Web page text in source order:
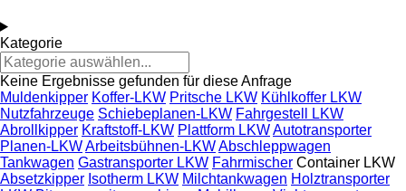
Kategorie
Keine Ergebnisse gefunden für diese Anfrage
Muldenkipper Koffer-LKW Pritsche LKW Kühlkoffer LKW
Nutzfahrzeuge Schiebeplanen-LKW Fahrgestell LKW
Abrollkipper Kraftstoff-LKW Plattform LKWAutotransporter
Planen-LKWArbeitsbühnen-LKWAbschleppwagen
Tankwagen Gastransporter LKW Fahrmischer Container LKW
Absetzkipper Isotherm LKW Milchtankwagen Holztransporter